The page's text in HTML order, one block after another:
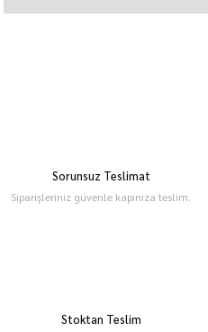
Sorunsuz Teslimat
Siparişleriniz güvenle kapınıza teslim.
Stoktan Teslim